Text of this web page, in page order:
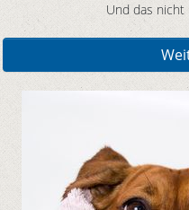
Und das nicht